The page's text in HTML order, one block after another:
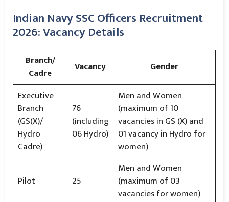
Indian Navy SSC Officers Recruitment
2026: Vacancy Details
Branch/
Cadre
Vacancy Gender
Executive
Branch
(GS(X)/
Hydro
Cadre)
76
(including
06 Hydro)
Men and Women
(maximum of 10
vacancies in GS (X) and
01 vacancy in Hydro for
women)
Pilot 25
Men and Women
(maximum of 03
vacancies for women)